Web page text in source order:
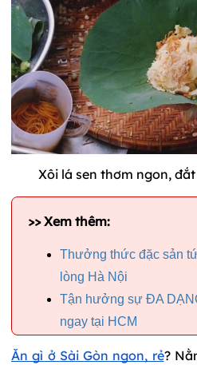
Xôi lá sen thơm ngon,
>> Xem thêm:
Thưởng thức đặc sản
lòng Hà Nội
Tận hưởng sự ĐA
ngay tại HCM
Ăn gì ở Sài Gòn ngon, rẻ?